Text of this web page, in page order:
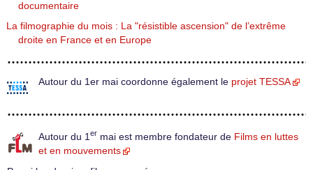
documentaire
La filmographie du mois : La "résistible ascension" de l’extrême
droite en France et en Europe
Autour du 1er mai coordonne également le projet TESSA
Autour du 1 er mai est membre fondateur de Films en luttes
et en mouvements